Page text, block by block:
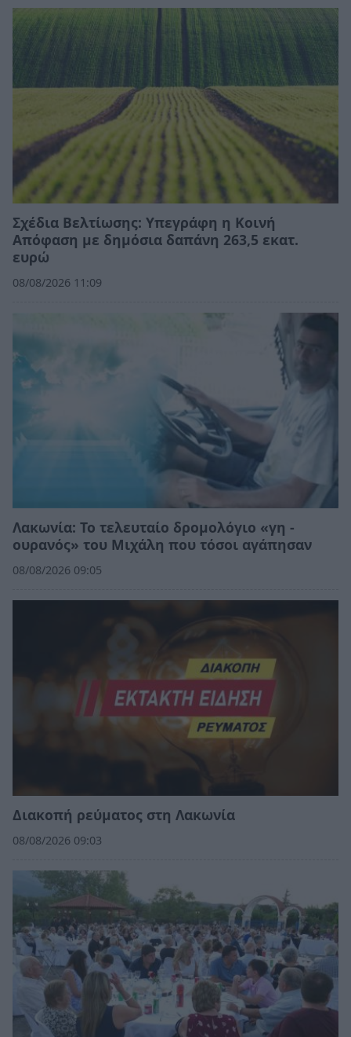
Σχέδια Βελτίωσης: Υπεγράφη η Κοινή
Απόφαση με δημόσια δαπάνη 263,5 εκατ.
ευρώ
08/08/2026 11:09
Λακωνία: Το τελευταίο δρομολόγιο «γη -
ουρανός» του Μιχάλη που τόσοι αγάπησαν
08/08/2026 09:05
Διακοπή ρεύματος στη Λακωνία
08/08/2026 09:03